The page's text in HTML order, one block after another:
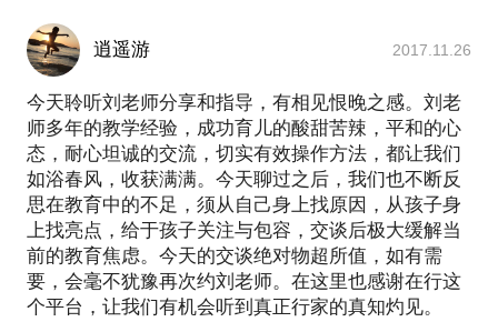
逍遥游 2017.11.26
今天聆听刘老师分享和指导，有相见恨晚之感。刘老
师多年的教学经验，成功育儿的酸甜苦辣，平和的心
态，耐心坦诚的交流，切实有效操作方法，都让我们
如浴春风，收获满满。今天聊过之后，我们也不断反
思在教育中的不足，须从自己身上找原因，从孩子身
上找亮点，给于孩子关注与包容，交谈后极大缓解当
前的教育焦虑。今天的交谈绝对物超所值，如有需
要，会毫不犹豫再次约刘老师。在这里也感谢在行这
个平台，让我们有机会听到真正行家的真知灼见。